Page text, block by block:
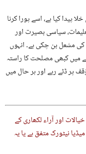
پیدا کیا ہے، اسے پورا کرنا
سیاسی بصیرت اور
مشعل بن چکی ہے۔ انہوں
میں کبھی مصلحت کا راستہ
پر ڈٹے رہے اور ہر حال میں
اور آراء لکھاری کے
نیٹورک متفق ہے یا یہ